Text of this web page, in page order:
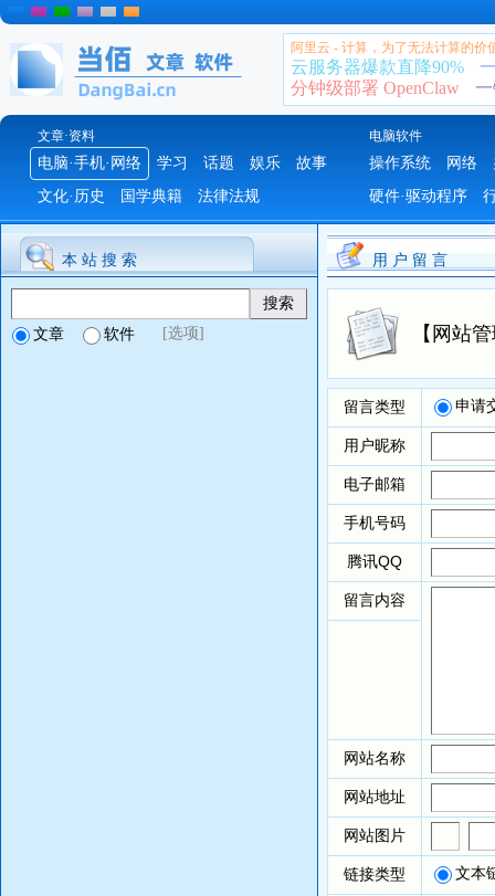
阿里云 - 计算，为了无法计算的价
云服务器爆款直降90%
分钟级部署 OpenClaw
文章·资料 电脑软件
电脑·手机·网络 学习 话题 娱乐
故事
文化·历史
国学典籍 法律法规
操作系统 网络
硬件·驱动程序
本 站 搜 索
文章 软件 [选项]
用 户 留 言
【网站
留言类型 申请
用户昵称
电子邮箱
手机号码
腾讯QQ
留言内容
网站名称
网站地址
网站图片
链接类型 文本